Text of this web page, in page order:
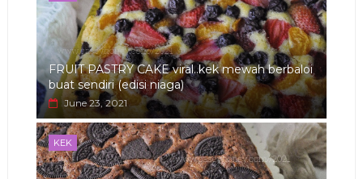
FRUIT PASTRY CAKE viral..kek mewah berbaloi
buat sendiri (edisi niaga)
June 23, 2021
KEK